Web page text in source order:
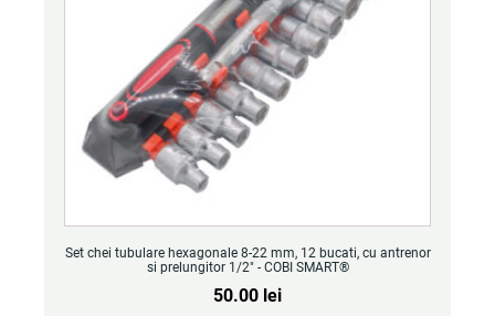
Set chei tubulare hexagonale 8-22 mm, 12 bucati, cu antrenor
si prelungitor 1/2" - COBI SMART®
50.00 lei